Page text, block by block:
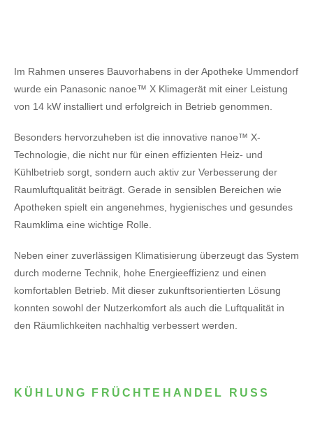
Im Rahmen unseres Bauvorhabens in der Apotheke Ummendorf
wurde ein Panasonic nanoe™ X Klimagerät mit einer Leistung
von 14 kW installiert und erfolgreich in Betrieb genommen.
Besonders hervorzuheben ist die innovative nanoe™ X-
Technologie, die nicht nur für einen effizienten Heiz- und
Kühlbetrieb sorgt, sondern auch aktiv zur Verbesserung der
Raumluftqualität beiträgt. Gerade in sensiblen Bereichen wie
Apotheken spielt ein angenehmes, hygienisches und gesundes
Raumklima eine wichtige Rolle.
Neben einer zuverlässigen Klimatisierung überzeugt das System
durch moderne Technik, hohe Energieeffizienz und einen
komfortablen Betrieb. Mit dieser zukunftsorientierten Lösung
konnten sowohl der Nutzerkomfort als auch die Luftqualität in
den Räumlichkeiten nachhaltig verbessert werden.
KÜHLUNG FRÜCHTEHANDEL RUSS